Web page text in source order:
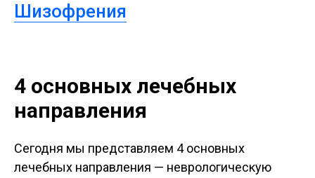
Шизофрения
4 основных лечебных
направления
Cегодня мы представляем 4 основных
лечебных направления — неврологическую